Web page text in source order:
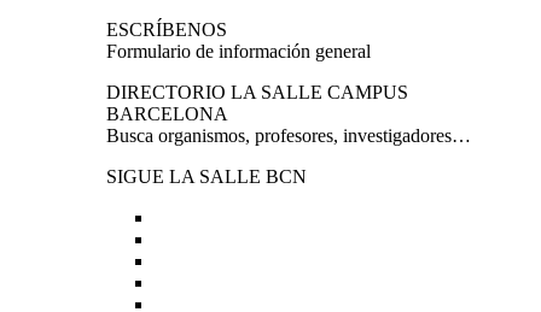
ESCRÍBENOS
Formulario de información general
DIRECTORIO LA SALLE CAMPUS
BARCELONA
Busca organismos, profesores, investigadores…
SIGUE LA SALLE BCN